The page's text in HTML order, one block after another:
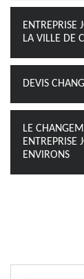
ENTREPRISE
LA VILLE DE
DEVIS
LE
ENTREPRISE
ENVIRONS